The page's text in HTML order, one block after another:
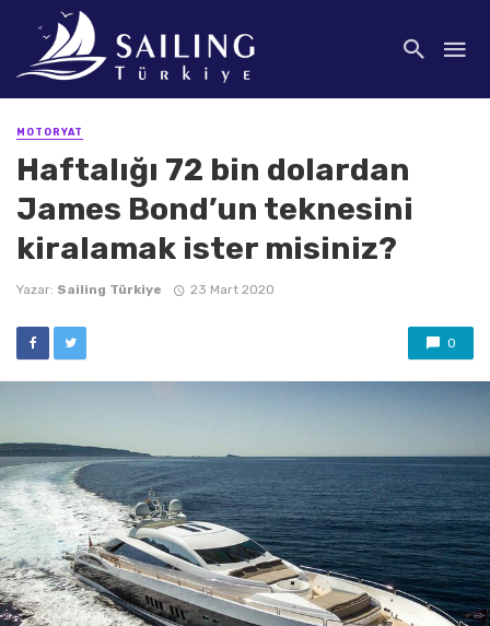
MOTORYAT
Haftalığı 72 bin dolardan
James Bond’un teknesini
kiralamak ister misiniz?
Yazar: Sailing Türkiye 23 Mart 2020
0